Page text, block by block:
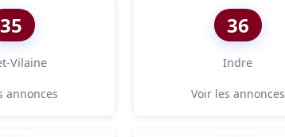
35
Vilaine
annonces
36
Indre
Voir les annonces